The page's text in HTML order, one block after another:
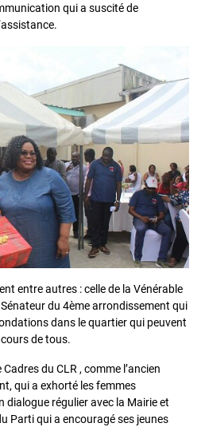
qui a suscité de
entre autres : celle de la Vénérable
du 4ème arrondissement qui
dans le quartier qui peuvent
de tous.
du CLR , comme l’ancien
qui a exhorté les femmes
régulier avec la Mairie et
Parti qui a encouragé ses jeunes